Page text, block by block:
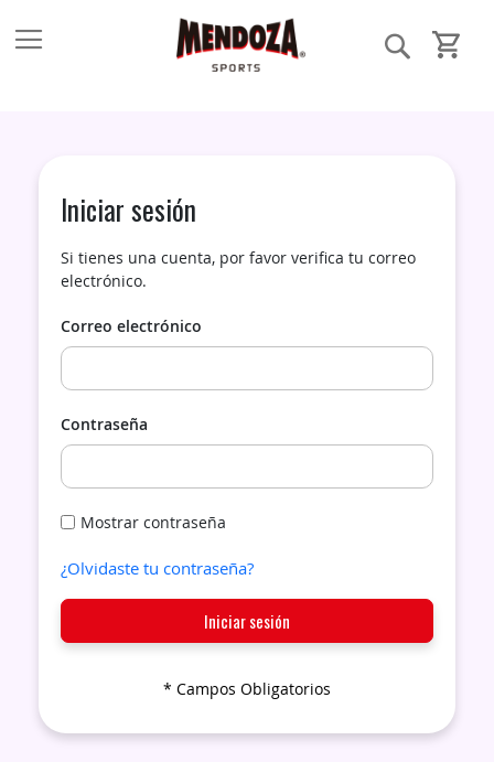
Búsqueda
Saltar
Mi
Iniciar sesión
Si tienes una cuenta, por favor verifica tu correo
electrónico.
Correo electrónico
Contraseña
Mostrar contraseña
Iniciar sesión
¿Olvidaste tu contraseña?